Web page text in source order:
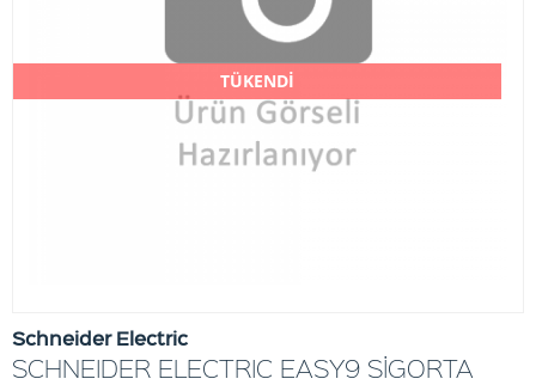
TÜKENDİ
Schneider Electric
SCHNEIDER ELECTRIC EASY9 SİGORTA